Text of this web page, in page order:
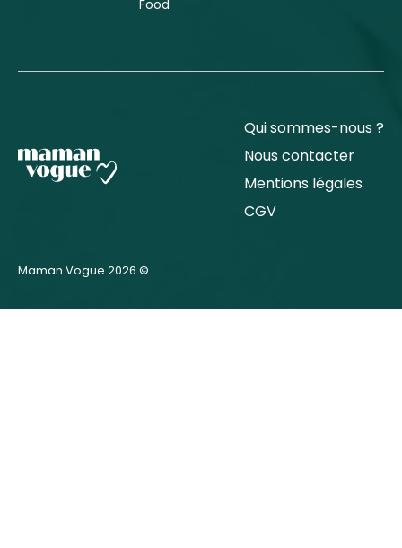
Food
Qui sommes-nous ?
Nous contacter
Mentions légales
CGV
Maman Vogue 2026 ©